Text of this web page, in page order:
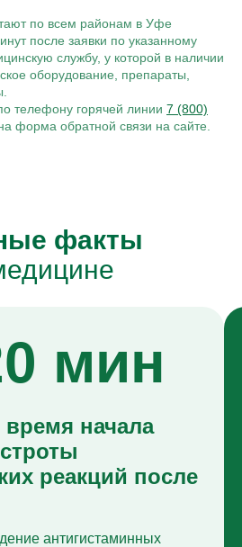
по всем районам в Уфе
после заявки по указанному
службу, у которой в наличии
оборудование, препараты,
телефону горячей линии 7 (800)
форма обратной связи на сайте.
факты
мин
время начала
реакций после
антигистаминных